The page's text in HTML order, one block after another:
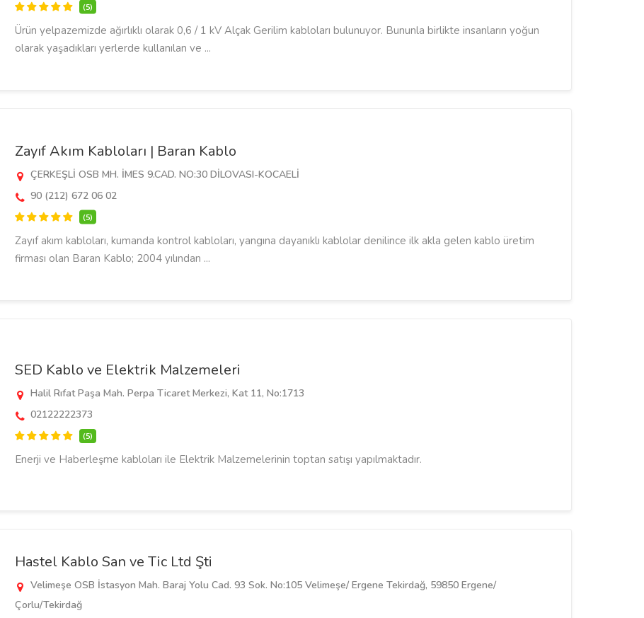
(5)
Ürün yelpazemizde ağırlıklı olarak 0,6 / 1 kV Alçak Gerilim kabloları bulunuyor. Bununla birlikte insanların yoğun
olarak yaşadıkları yerlerde kullanılan ve ...
Zayıf Akım Kabloları | Baran Kablo
ÇERKEŞLİ OSB MH. İMES 9.CAD. NO:30 DİLOVASI-KOCAELİ
90 (212) 672 06 02
(5)
Zayıf akım kabloları, kumanda kontrol kabloları, yangına dayanıklı kablolar denilince ilk akla gelen kablo üretim
firması olan Baran Kablo; 2004 yılından ...
SED Kablo ve Elektrik Malzemeleri
Halil Rıfat Paşa Mah. Perpa Ticaret Merkezi, Kat 11, No:1713
02122222373
(5)
Enerji ve Haberleşme kabloları ile Elektrik Malzemelerinin toptan satışı yapılmaktadır.
Hastel Kablo San ve Tic Ltd Şti
Velimeşe OSB İstasyon Mah. Baraj Yolu Cad. 93 Sok. No:105 Velimeşe/ Ergene Tekirdağ, 59850 Ergene/
Çorlu/Tekirdağ